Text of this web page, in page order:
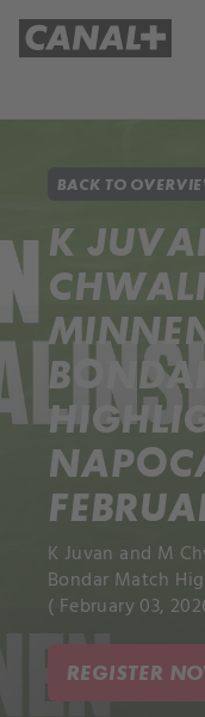
BACK TO
K
K Juvan and M
Bondar Match
( February 03,
REGISTER